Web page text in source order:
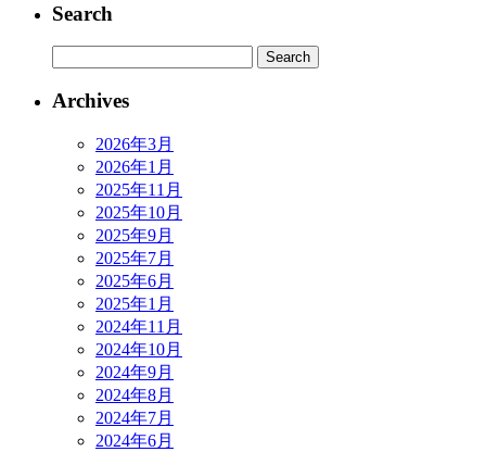
Search
Archives
2026年3月
2026年1月
2025年11月
2025年10月
2025年9月
2025年7月
2025年6月
2025年1月
2024年11月
2024年10月
2024年9月
2024年8月
2024年7月
2024年6月